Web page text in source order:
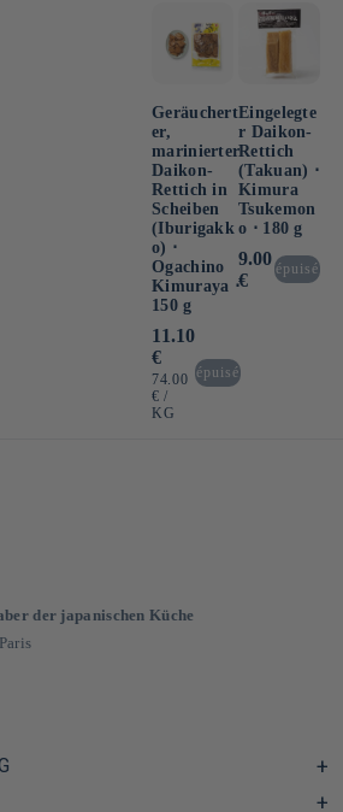
Geräuchert
er,
marinierter
Daikon-
Rettich in
Scheiben
(Iburigakk
o) ⋅
Ogachino
Kimuraya ⋅
150 g
Normaler
Preis
11.10
€
GRUNDPREIS
74.00
€ /
KG
épuisé
Eingelegte
r Daikon-
Rettich
(Takuan) ⋅
Kimura
Tsukemon
o ⋅ 180 g
Normaler
Preis
9.00
€
épuisé
der japanischen Küche